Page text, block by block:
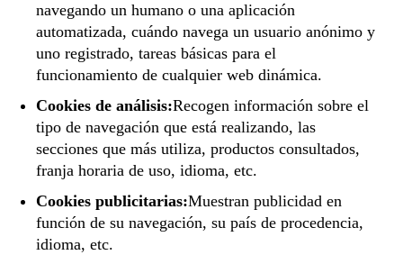
navegando un humano o una aplicación
automatizada, cuándo navega un usuario anónimo y
uno registrado, tareas básicas para el
funcionamiento de cualquier web dinámica.
Cookies de análisis:Recogen información sobre el
tipo de navegación que está realizando, las
secciones que más utiliza, productos consultados,
franja horaria de uso, idioma, etc.
Cookies publicitarias:Muestran publicidad en
función de su navegación, su país de procedencia,
idioma, etc.